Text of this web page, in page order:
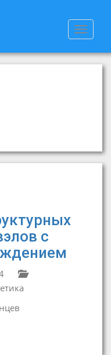
Toggle
с